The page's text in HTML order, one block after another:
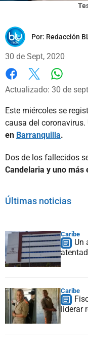
Por: Redacción
30 de Sept, 2020
Facebook
X
Actualizado: 30 de
Este miércoles se
causa del coronavirus.
en Barranquilla.
Dos de los fallecidos
Candelaria y uno más
Últimas noticias
Caribe
Un
Caribe
liderar